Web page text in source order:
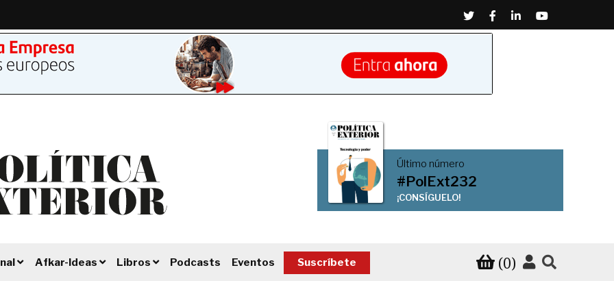
TwitterFacebook
LinkedinYoutube
Último número
#PolExt232
¡CONSÍGUELO!
Afkar-Ideas Libros Podcasts Eventos Suscríbete (0)